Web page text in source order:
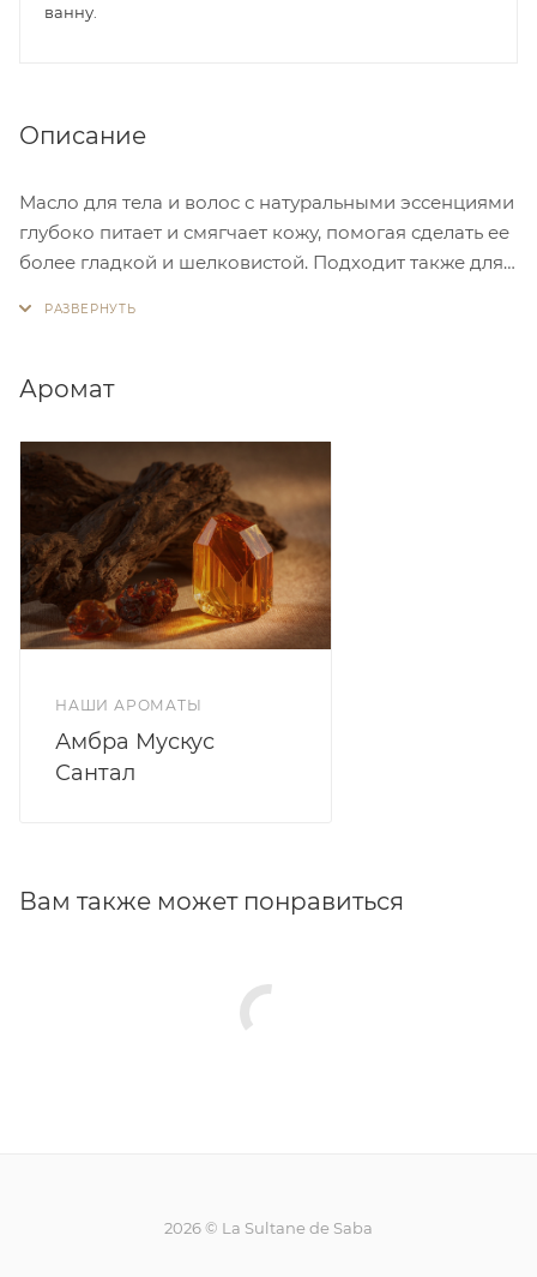
ванну.
Описание
Масло для тела и волос с натуральными эссенциями
глубоко питает и смягчает кожу, помогая сделать ее
более гладкой и шелковистой. Подходит также для
Аромат
НАШИ АРОМАТЫ
Амбра Мускус
Сантал
Вам также может понравиться
2026 © La Sultane de Saba